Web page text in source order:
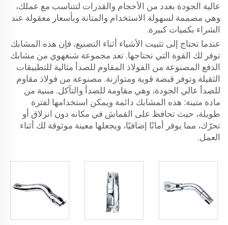
عالية الجودة بعدد من الأحجام والقدرات لتتناسب مع عملك،
وهي مصممة لسهولة الاستخدام والمتانة وبأسعار معقولة عند
الشراء بكميات كبيرة.
عندما تحتاج إلى تثبيت الأشياء أثناء التصنيع، فإن هذه المشابك
توفر لك القوة التي تحتاجها. تعد مجموعة شنغهوي من مشابك
الدفع المصنوعة من الفولاذ المقاوم للصدأ مثالية للتطبيقات
الثقيلة وتوفر قبضة قوية ومتوازنة. مصنوعة من فولاذ مقاوم
للصدأ عالي الجودة، وهي مقاومة للصدأ والتآكل. مبنية من
مادة متينة: هذه المشابك دائمة ويمكن استخدامها لفترة
طويلة، حيث تحافظ على القماش في مكانه دون انزلاق أو
تحرّك، مما يوفر أمانًا إضافيًا، ويجعلها معينة موثوقة لك أثناء
العمل.